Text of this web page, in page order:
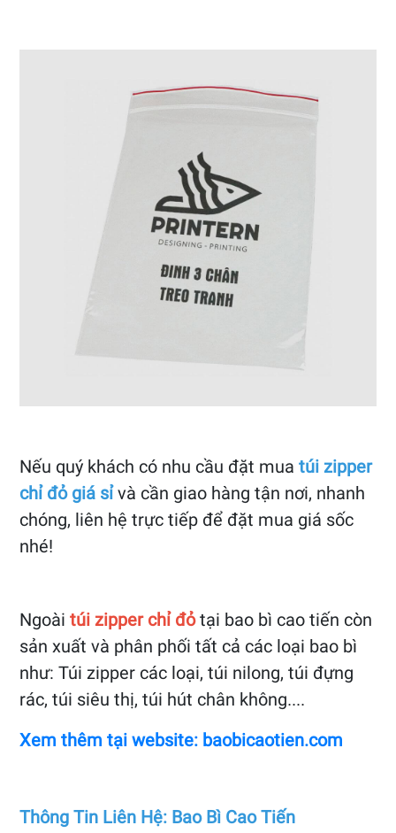
Nếu quý khách có nhu cầu đặt muatúi zipper
chỉ đỏ giá sỉvà cần giao hàng tận nơi, nhanh
chóng, liên hệ trực tiếp để đặt mua giá sốc
nhé!
Ngoàitúi zipper chỉ đỏtại bao bì cao tiến còn
sản xuất và phân phối tất cả các loại bao bì
như: Túi zipper các loại, túi nilong, túi đựng
rác, túi siêu thị, túi hút chân không....
Xem thêm tại website: baobicaotien.com
Thông Tin Liên Hệ: Bao Bì Cao Tiến